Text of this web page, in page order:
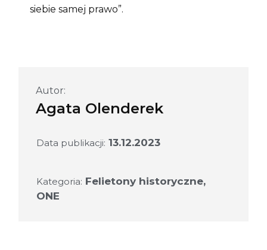
siebie samej prawo”.
Autor:
Agata Olenderek
Data publikacji: 13.12.2023
Kategoria: Felietony historyczne,
ONE